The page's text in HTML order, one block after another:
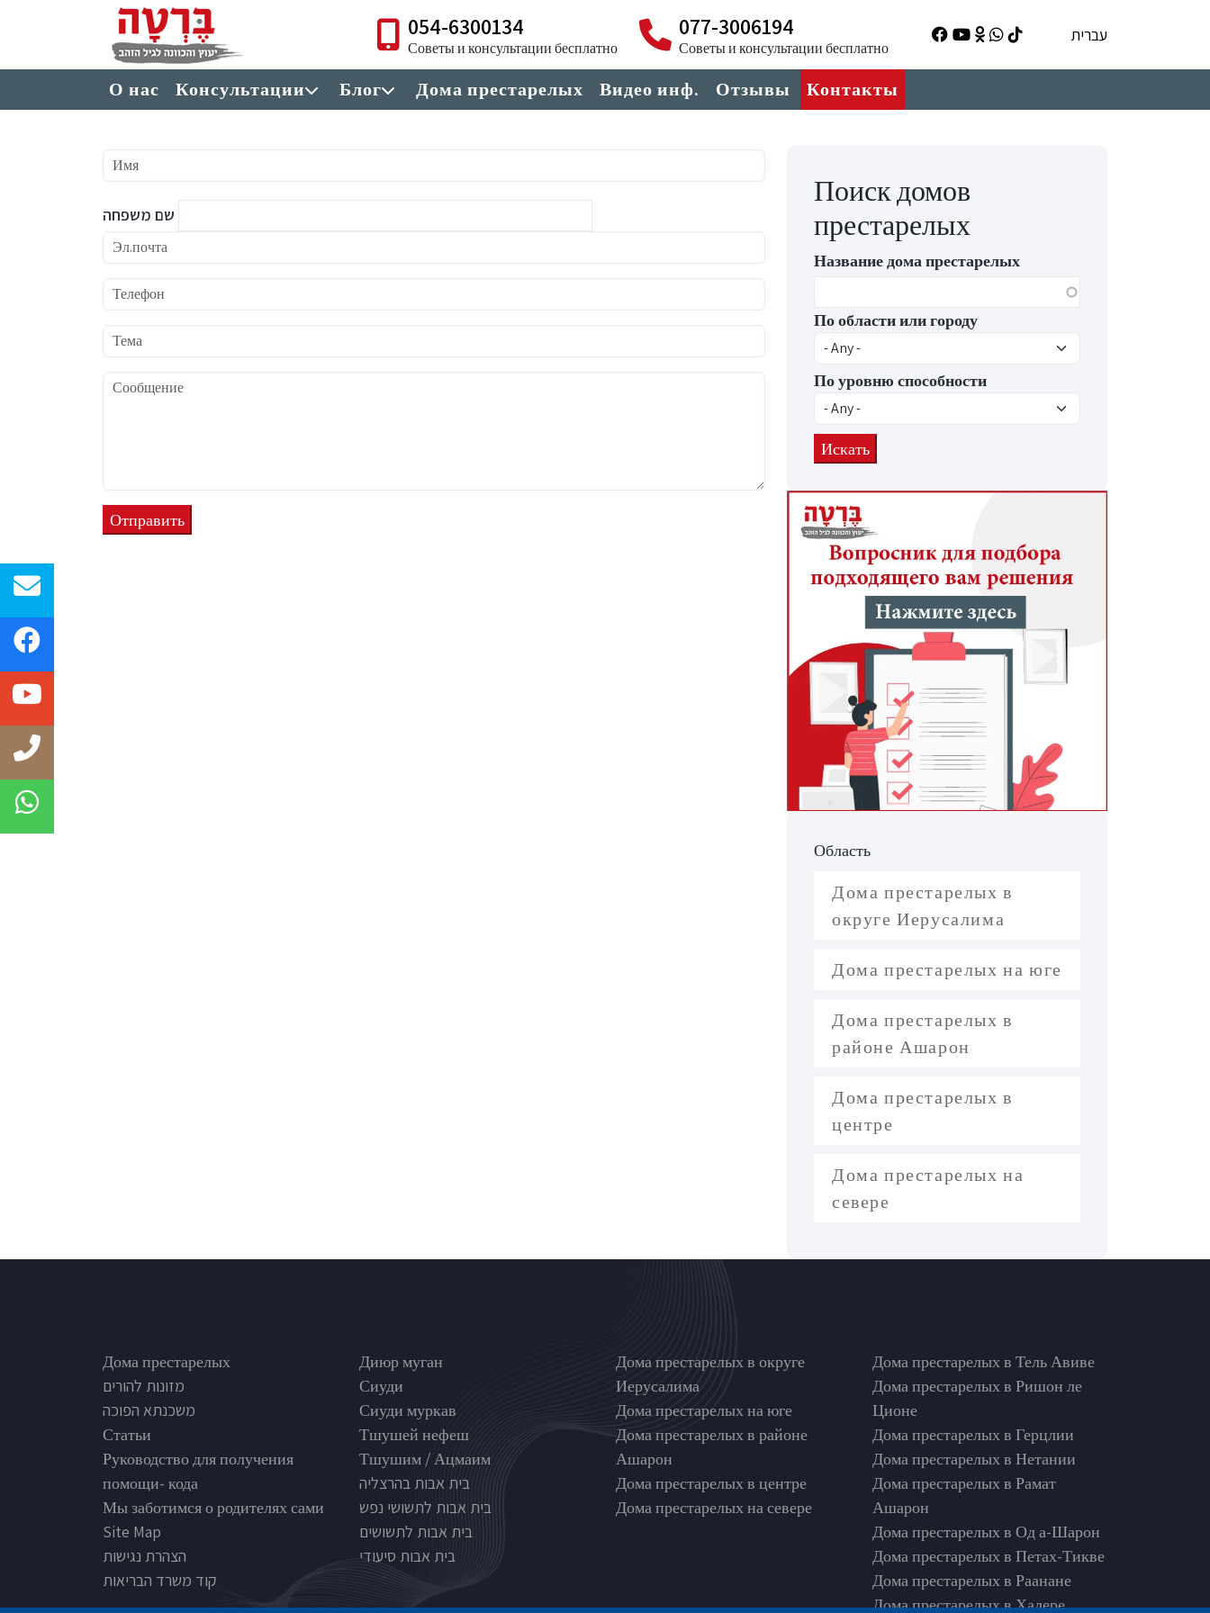
Перейти к основному содержанию 054-6300134
Советы и консультации бесплатно
077-3006194
Советы и консультации бесплатно
עברית
תפריט ראשי
О нас Консультации Блог Дома престарелых Видео инф. Отзывы Контакты
Имя
שם משפחה
Эл.почта
Телефон
Тема
Сообщение
Поиск домов
престарелых
Название дома престарелых
По области или городу
По уровню способности
Область
Дома престарелых в
округе Иерусалима
Дома престарелых на юге
Дома престарелых в
районе Ашарон
Дома престарелых в
центре
Дома престарелых на
севере
Footer
Дома престарелых
מזונות להורים
משכנתא הפוכה
Статьи
Руководство для получения
помощи- кода
Мы заботимся о родителях сами
Site Map
הצהרת נגישות
קוד משרד הבריאות
Nursinghouse type
Диюр муган
Сиуди
Сиуди муркав
Тшушей нефеш
Тшушим / Ацмаим
בית אבות בהרצליה
בית אבות לתשושי נפש
בית אבות לתשושים
בית אבות סיעודי
בתי אבות לפי אזורים
Дома престарелых в округе
Иерусалима
Дома престарелых на юге
Дома престарелых в районе
Ашарон
Дома престарелых в центре
Дома престарелых на севере
Дома престарелых в Тель Авиве
Дома престарелых в Ришон ле
Ционе
Дома престарелых в Герцлии
Дома престарелых в Нетании
Дома престарелых в Рамат
Ашарон
Дома престарелых в Од а-Шарон
Дома престарелых в Петах-Тикве
Дома престарелых в Раанане
Дома престарелых в Хадере